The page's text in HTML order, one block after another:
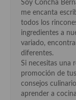
Cocina Italiana
Cocina
Cocina Polaca
Cocina portuguesa
Cocina Rusa
Soy Concha
me encanta
todos los
ingredientes a
variado,
diferentes.
Si necesitas una
promoción de
consejos
aprender a